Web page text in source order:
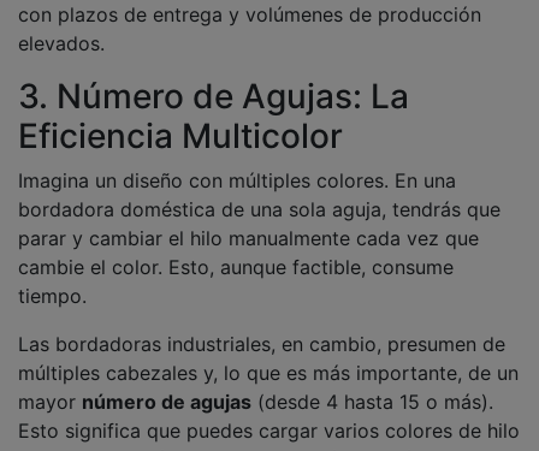
con plazos de entrega y volúmenes de producción
elevados.
3. Número de Agujas: La
Eficiencia Multicolor
Imagina un diseño con múltiples colores. En una
bordadora doméstica de una sola aguja, tendrás que
parar y cambiar el hilo manualmente cada vez que
cambie el color. Esto, aunque factible, consume
tiempo.
Las bordadoras industriales, en cambio, presumen de
múltiples cabezales y, lo que es más importante, de un
mayor número de agujas (desde 4 hasta 15 o más).
Esto significa que puedes cargar varios colores de hilo